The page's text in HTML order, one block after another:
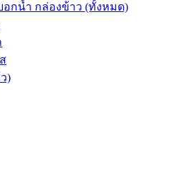
อกน้ำ กล่องข้าว (ทั้งหมด)
)